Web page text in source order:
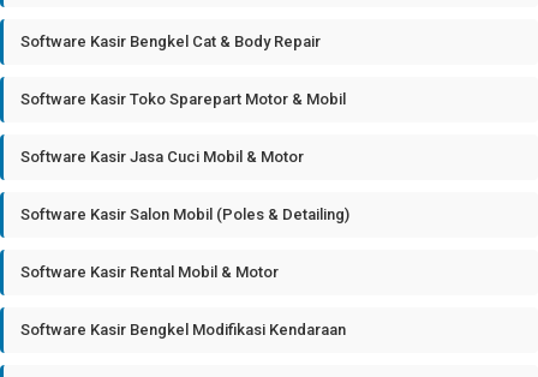
Software Kasir Bengkel Cat & Body Repair
Software Kasir Toko Sparepart Motor & Mobil
Software Kasir Jasa Cuci Mobil & Motor
Software Kasir Salon Mobil (Poles & Detailing)
Software Kasir Rental Mobil & Motor
Software Kasir Bengkel Modifikasi Kendaraan